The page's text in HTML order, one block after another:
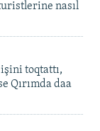
nasıl
toqtattı,
Qırımda daa